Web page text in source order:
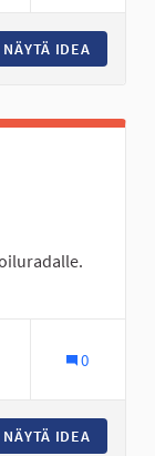
NÄYTÄ IDEA
0
NÄYTÄ IDEA